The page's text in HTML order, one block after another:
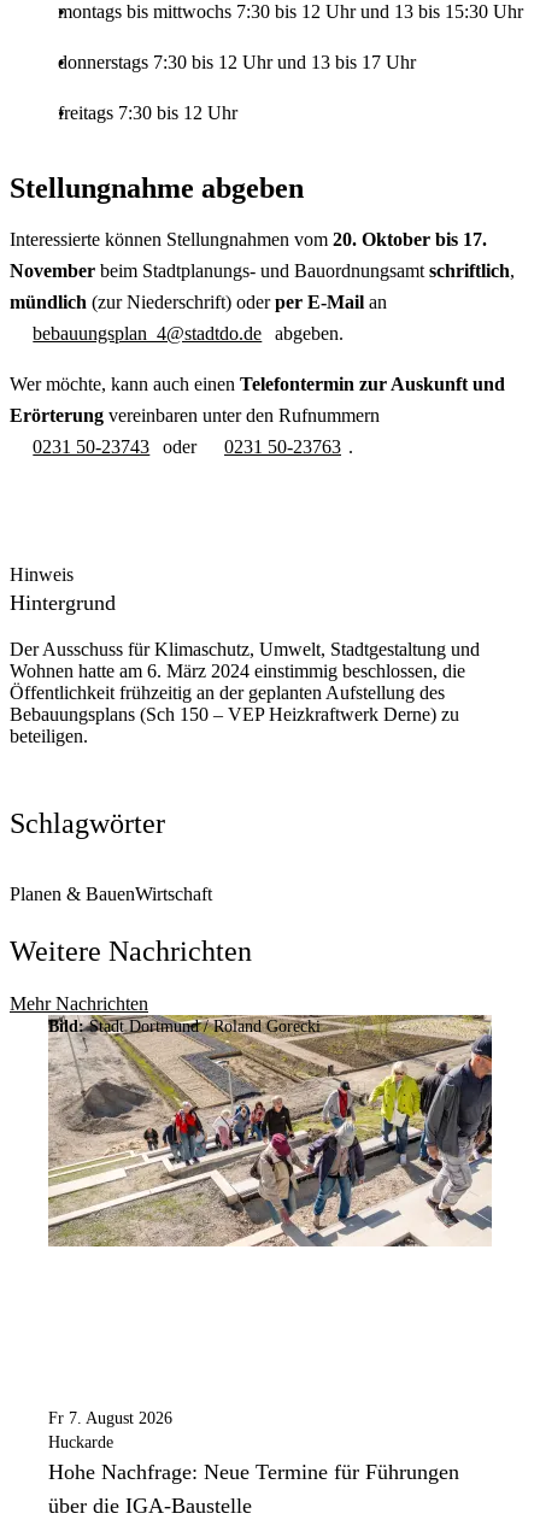
montags bis mittwochs 7:30 bis 12 Uhr und 13 bis 15:30 Uhr
donnerstags 7:30 bis 12 Uhr und 13 bis 17 Uhr
freitags 7:30 bis 12 Uhr
Stellungnahme abgeben
Interessierte können Stellungnahmen vom 20. Oktober bis 17.
November beim Stadtplanungs- und Bauordnungsamt schriftlich,
mündlich (zur Niederschrift) oderper E-Mail an
bebauungsplan_4@stadtdo.de
abgeben.
Wer möchte, kann auch einen Telefontermin zur Auskunft und
Erörterung vereinbaren unter den Rufnummern
0231 50-23743
oder 0231 50-23763 .
Hinweis
Hintergrund
Der Ausschuss für Klimaschutz, Umwelt, Stadtgestaltung und
Wohnen hatte am 6. März 2024 einstimmig beschlossen, die
Öffentlichkeit frühzeitig an der geplanten Aufstellung des
Bebauungsplans (Sch 150 – VEP Heizkraftwerk Derne) zu
beteiligen.
Schlagwörter
Planen & BauenWirtschaft
Weitere Nachrichten
Mehr Nachrichten
Bild:Stadt Dortmund / Roland Gorecki
Fr 7. August 2026
Huckarde
Hohe Nachfrage: Neue Termine für Führungen
über die IGA-Baustelle